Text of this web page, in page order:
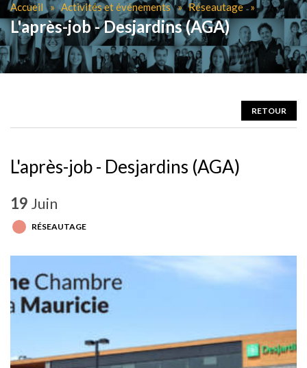
Accueil Activités et événements Réseautage
L'après-job - Desjardins (AGA)
RETOUR
L'après-job - Desjardins (AGA)
19 Juin
RÉSEAUTAGE